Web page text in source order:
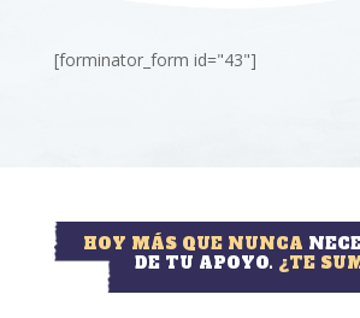
[forminator_form id="43"]
HOY MÁS QUE NUNCA
DE TU APOYO. ¿TE